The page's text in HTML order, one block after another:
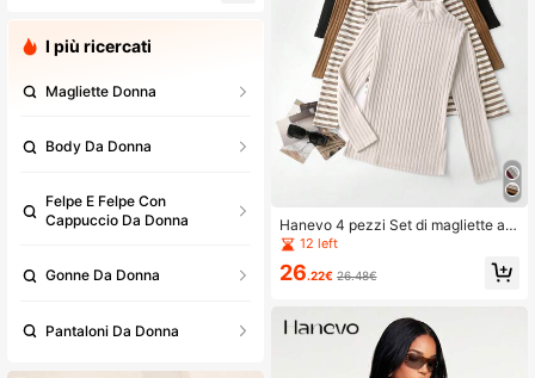
I più ricercati
Magliette Donna
Body Da Donna
Felpe E Felpe Con
Cappuccio Da Donna
Gonne Da Donna
Pantaloni Da Donna
Hanevo 4 pezzi Set di magliette a
maniche lunghe con collo alla core
ana, a tinta unita e a righe, per la pri
mavera, per donne
12 left
26.22€ 26.48€